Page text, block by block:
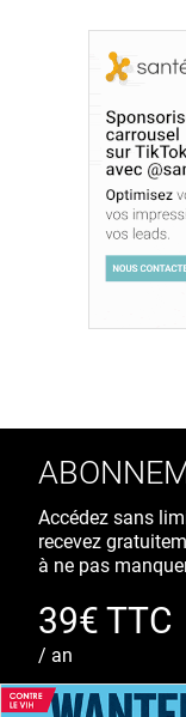
Accédez sans
recevez
à ne pas
39€ TTC
/ an